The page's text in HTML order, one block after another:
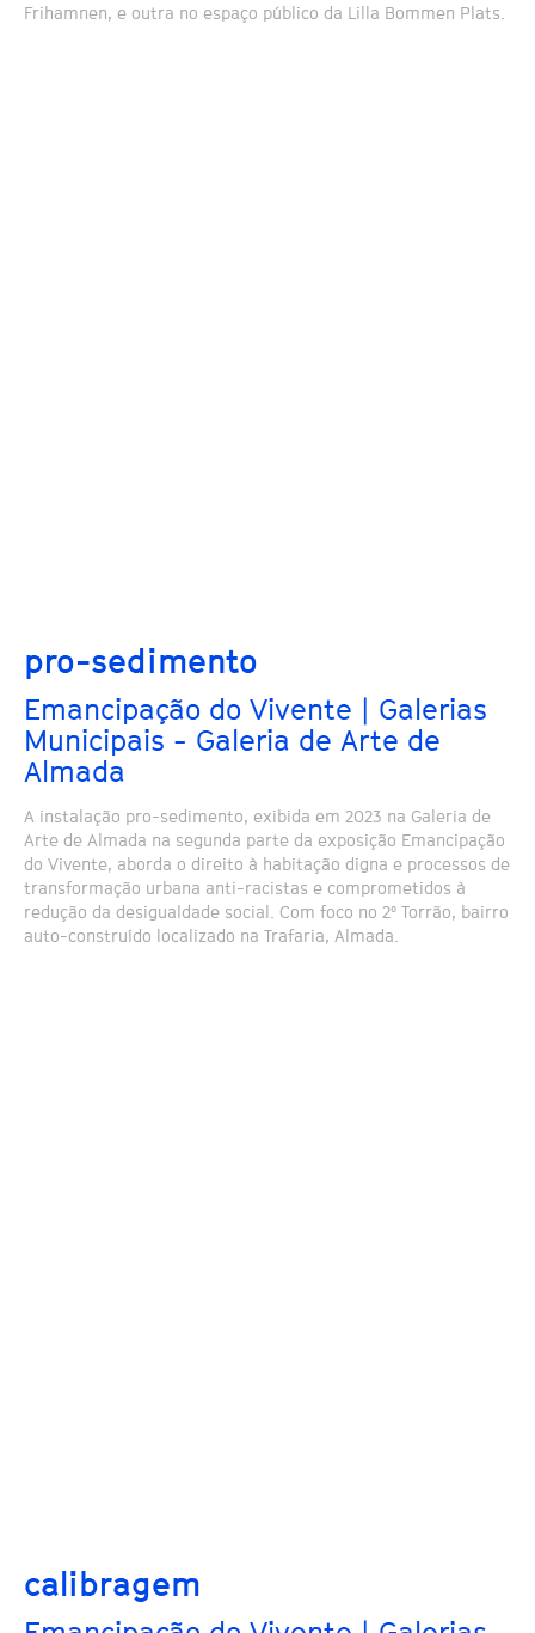
Frihamnen, e outra no espaço público da Lilla Bommen Plats.
pro-sedimento
Emancipação do Vivente | Galerias
Municipais - Galeria de Arte de
Almada
A instalação pro-sedimento, exibida em 2023 na Galeria de
Arte de Almada na segunda parte da exposição Emancipação
do Vivente, aborda o direito à habitação digna e processos de
transformação urbana anti-racistas e comprometidos à
redução da desigualdade social. Com foco no 2º Torrão, bairro
auto-construído localizado na Trafaria, Almada.
calibragem